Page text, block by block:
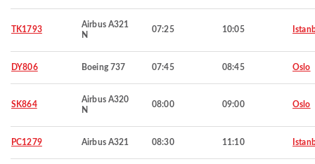
TK1793
Airbus A321
N
07:25 10:05
DY806 Boeing 737 07:45 08:45 Oslo
SK864
Airbus A320
N
08:00 09:00 Oslo
PC1279 Airbus A321 08:30 11:10